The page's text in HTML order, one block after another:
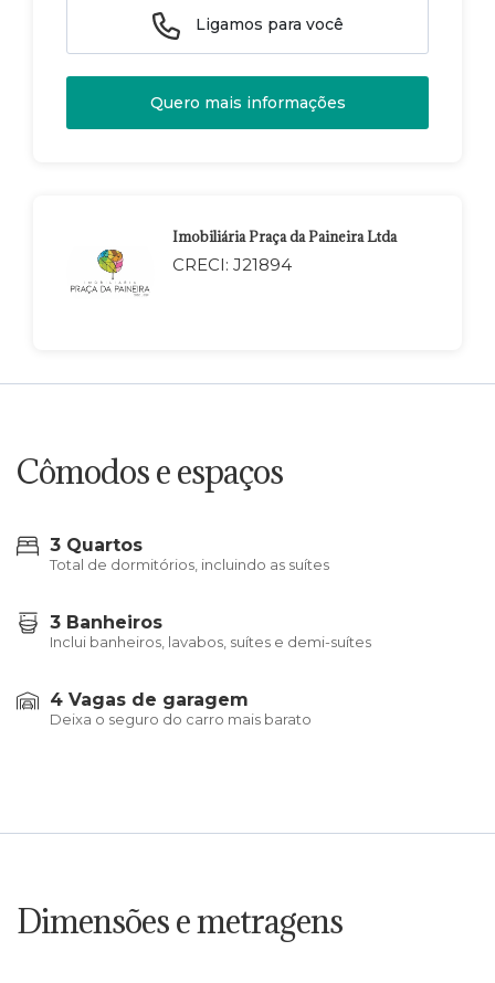
Ligamos para você
Quero mais informações
Imobiliária Praça da Paineira Ltda
CRECI: J21894
Cômodos e espaços
3 Quartos
Total de dormitórios, incluindo as suítes
3 Banheiros
Inclui banheiros, lavabos, suítes e demi-suítes
4 Vagas de garagem
Deixa o seguro do carro mais barato
Dimensões e metragens